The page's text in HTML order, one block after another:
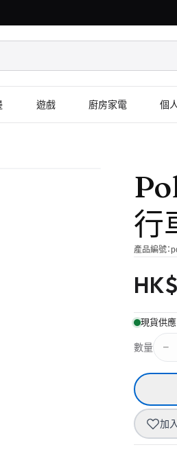
遊戲 廚房家電 個
行
產品編號：
HK$
現貨供應
數量 −
加